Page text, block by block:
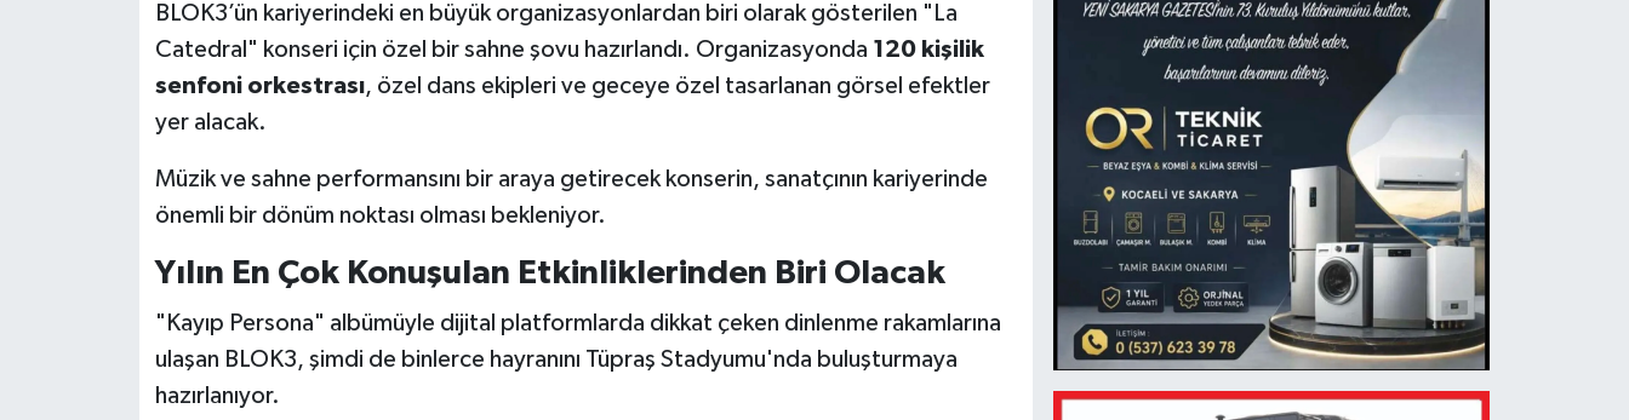
BLOK3’ün kariyerindeki en büyük organizasyonlardan biri olarak gösterilen "La
Catedral" konseri için özel bir sahne şovu hazırlandı. Organizasyonda 120 kişilik
senfoni orkestrası, özel dans ekipleri ve geceye özel tasarlanan görsel efektler
yer alacak.
Müzik ve sahne performansını bir araya getirecek konserin, sanatçının kariyerinde
önemli bir dönüm noktası olması bekleniyor.
Yılın En Çok Konuşulan Etkinliklerinden Biri Olacak
"Kayıp Persona" albümüyle dijital platformlarda dikkat çeken dinlenme rakamlarına
ulaşan BLOK3, şimdi de binlerce hayranını Tüpraş Stadyumu'nda buluşturmaya
hazırlanıyor.